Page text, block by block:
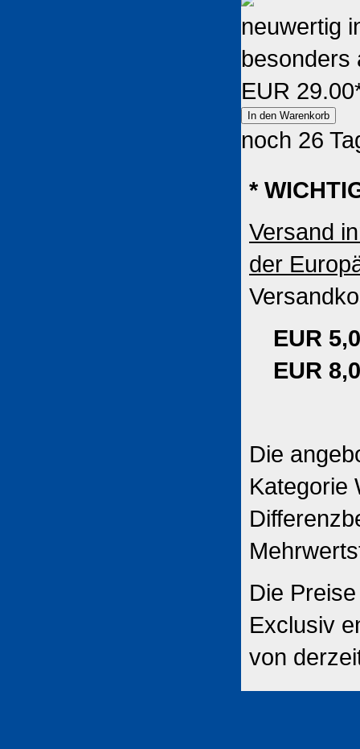
neuwertig
besonders
EUR
noch 26
*
Versand
der
EUR
EUR
Die
Kategorie
Die
Exclusiv
von